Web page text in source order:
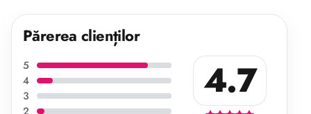
Părerea clienților
5
4
3
2
4.7